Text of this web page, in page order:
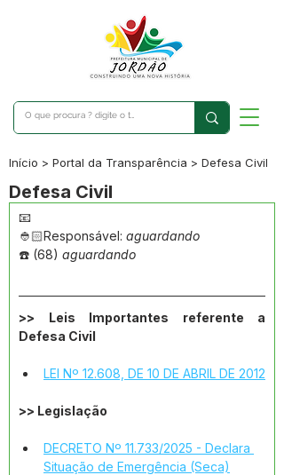
Início > Portal da Transparência > Defesa Civil
Defesa Civil
📧
👲🏻Responsável: aguardando
☎️️ (68) aguardando
>> Leis Importantes referente a
Defesa Civil
LEI Nº 12.608, DE 10 DE ABRIL DE 2012
>> Legislação
DECRETO Nº 11.733/2025 - Declara
Situação de Emergência (Seca)